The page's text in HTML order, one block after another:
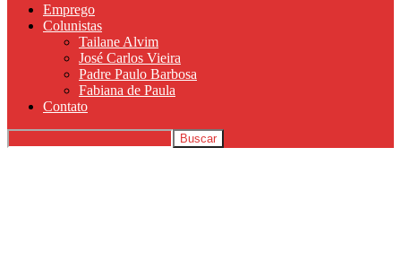
Emprego
Colunistas
Tailane Alvim
José Carlos Vieira
Padre Paulo Barbosa
Fabiana de Paula
Contato